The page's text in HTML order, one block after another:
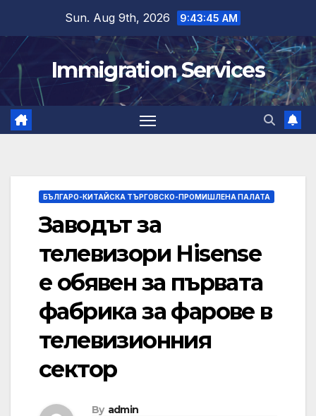
content
Sun. Aug 9th, 2026 9:43:46 AM
Immigration Services
БЪЛГАРО-КИТАЙСКА ТЪРГОВСКО-ПРОМИШЛЕНА ПАЛАТА
Заводът за
телевизори Hisense
е обявен за първата
фабрика за фарове в
телевизионния
сектор
By admin